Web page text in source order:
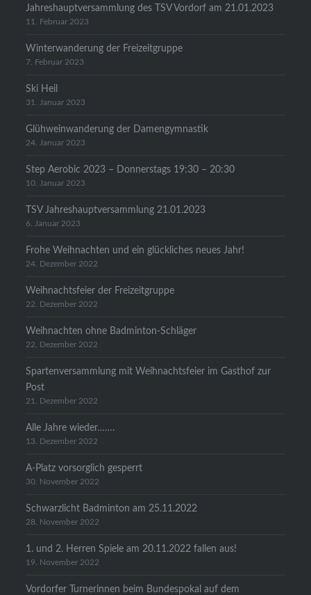
Jahreshauptversammlung des TSV Vordorf am 21.01.2023
11. Februar 2023
Winterwanderung der Freizeitgruppe
7. Februar 2023
Ski Heil
31. Januar 2023
Glühweinwanderung der Damengymnastik
24. Januar 2023
Step Aerobic 2023 – Donnerstags 19:30 – 20:30
10. Januar 2023
TSV Jahreshauptversammlung 21.01.2023
6. Januar 2023
Frohe Weihnachten und ein glückliches neues Jahr!
24. Dezember 2022
Weihnachtsfeier der Freizeitgruppe
22. Dezember 2022
Weihnachten ohne Badminton-Schläger
22. Dezember 2022
Spartenversammlung mit Weihnachtsfeier im Gasthof zur
Post
21. Dezember 2022
Alle Jahre wieder…….
13. Dezember 2022
A-Platz vorsorglich gesperrt
30. November 2022
Schwarzlicht Badminton am 25.11.2022
28. November 2022
1. und 2. Herren Spiele am 20.11.2022 fallen aus!
19. November 2022
Vordorfer Turnerinnen beim Bundespokal auf dem